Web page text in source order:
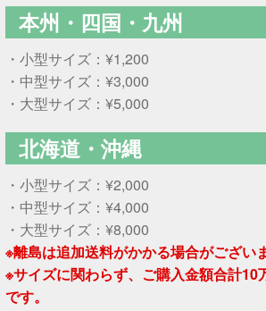
本州・四国・九州
・小型サイズ：¥1,200
・中型サイズ：¥3,000
・大型サイズ：¥5,000
北海道・沖縄
・小型サイズ：¥2,000
・中型サイズ：¥4,000
・大型サイズ：¥8,000
※離島は追加送料がかかる場合がござい
※サイズに関わらず、ご購入金額合計10
です。